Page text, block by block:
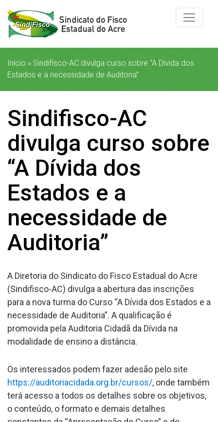
Início » Sindifisco-AC divulga curso sobre “A Dívida dos
Estados e a necessidade de Auditoria”
Sindifisco-AC
divulga curso sobre
“A Dívida dos
Estados e a
necessidade de
Auditoria”
A Diretoria do Sindicato do Fisco Estadual do Acre
(Sindifisco-AC) divulga a abertura das inscrições
para a nova turma do Curso “A Dívida dos Estados e a
necessidade de Auditoria”. A qualificação é
promovida pela Auditoria Cidadã da Dívida na
modalidade de ensino a distância.
Os interessados podem fazer adesão pelo site
https://auditoriacidada.org.br/cursos/, onde também
terá acesso a todos os detalhes sobre os objetivos,
o conteúdo, o formato e demais detalhes